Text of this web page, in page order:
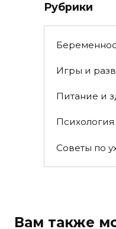
Рубрики
Игры и
Питание и
Советы по
Вам также